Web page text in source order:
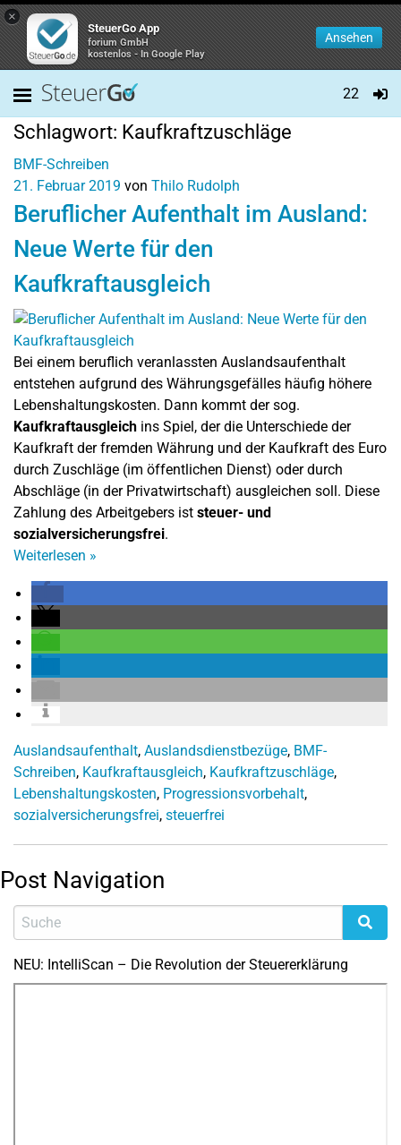
×
SteuerGo App
forium GmbH
kostenlos - In Google Play
Ansehen
22
Schlagwort: Kaufkraftzuschläge
BMF-Schreiben
21. Februar 2019 von Thilo Rudolph
Beruflicher Aufenthalt im Ausland:
Neue Werte für den
Kaufkraftausgleich
Bei einem beruflich veranlassten Auslandsaufenthalt
entstehen aufgrund des Währungsgefälles häufig höhere
Lebenshaltungskosten. Dann kommt der sog.
Kaufkraftausgleich ins Spiel, der die Unterschiede der
Kaufkraft der fremden Währung und der Kaufkraft des Euro
durch Zuschläge (im öffentlichen Dienst) oder durch
Abschläge (in der Privatwirtschaft) ausgleichen soll. Diese
Zahlung des Arbeitgebers ist steuer- und
sozialversicherungsfrei.
Weiterlesen »
Auslandsaufenthalt, Auslandsdienstbezüge, BMF-
Schreiben, Kaufkraftausgleich, Kaufkraftzuschläge,
Lebenshaltungskosten, Progressionsvorbehalt,
sozialversicherungsfrei, steuerfrei
Post Navigation
NEU: IntelliScan – Die Revolution der Steuererklärung